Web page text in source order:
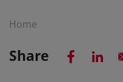
Home
Share